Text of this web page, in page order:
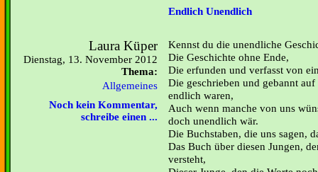
Endlich Unendlich
Laura Küper
Dienstag, 13. November 2012
Thema:
Allgemeines
Noch kein Kommentar,
schreibe einen ...
Kennst du die unendliche
Die Geschichte ohne Ende,
Die erfunden und verfasst von
Die geschrieben und gebannt
endlich waren,
Auch wenn manche von uns
doch unendlich wär.
Die Buchstaben, die uns sagen,
Das Buch über diesen Jungen,
versteht,